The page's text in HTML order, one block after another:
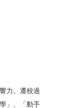
力。遷校過
」、「動手